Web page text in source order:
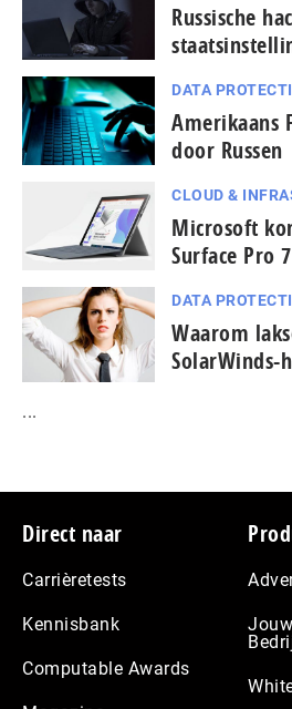
Russische
DATA
Amerikaans
door Russen
CLOUD &
Microsoft
Surface Pro
DATA
Waarom
SolarWinds-
...
Footer
Direct naar
Carrièretests
Kennisbank
Computable Awards